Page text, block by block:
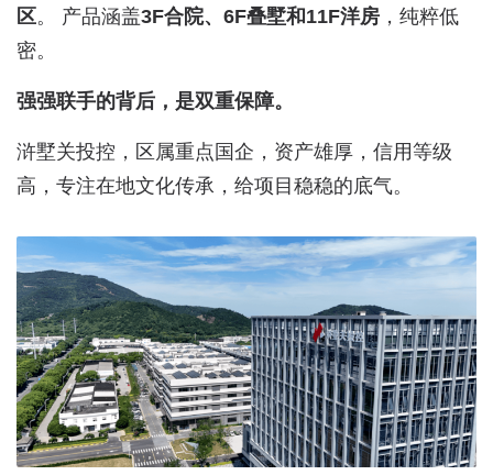
区。 产品涵盖3F合院、6F叠墅和11F洋房 ，纯粹低
密。
强强联手的背后，是双重保障。
浒墅关投控，区属重点国企，资产雄厚，信用等级
高，专注在地文化传承，给项目稳稳的底气。